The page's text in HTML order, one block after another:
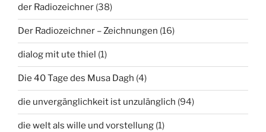
der Radiozeichner (38)
Der Radiozeichner – Zeichnungen (16)
dialog mit ute thiel (1)
Die 40 Tage des Musa Dagh (4)
die unvergänglichkeit ist unzulänglich (94)
die welt als wille und vorstellung (1)